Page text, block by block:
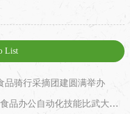
List
品骑行采摘团建圆满举办
Next：练技术 比技能 铸匠心 |佳禾食品办公自动化技能比武大赛圆满落幕